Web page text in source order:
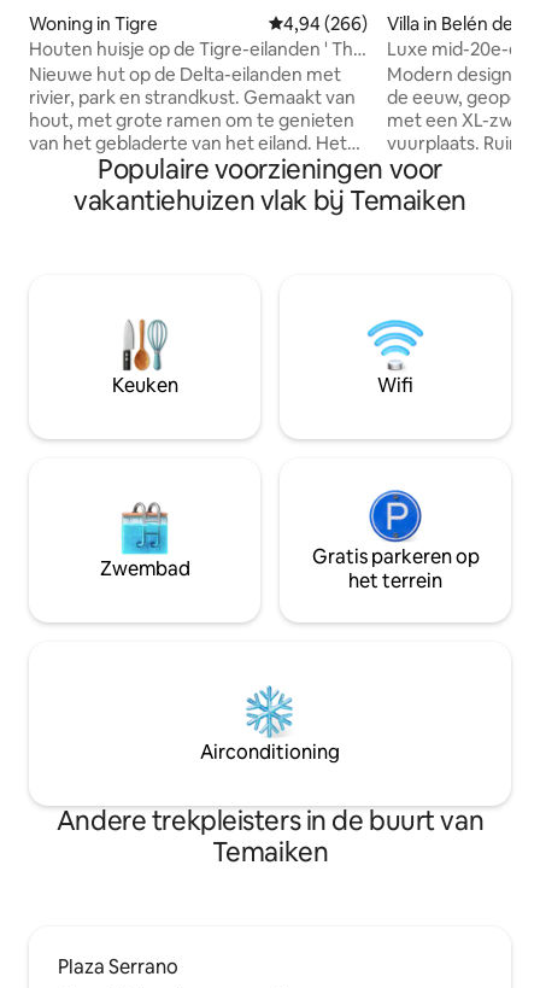
Woning in Tigre Gemiddelde beoordeling van
4,94 (266)
Houten huisje op de Tigre-eilanden ' The
Susanita'
Nieuwe hut op de Delta-eilanden met
rivier, park en strandkust. Gemaakt van
hout, met grote ramen om te genieten
van het gebladerte van het eiland. Het
wordt bereikt door Interisleña
collectieve boot van Tigre in 60 minuten
of taxi-boot (30 minuten) naar de pier
geïntegreerde keuken. Het heeft een
overdekt terras met terrasvloer en
tuinmeubilair. Uitgerust voor twee
personen. Wifi, 2 luchts splitste koude-
Villa in Belén de
Luxe mid-20e-
met jacuzzi en
Modern
de eeuw,
met een XL-
vuurplaats. Ruim,
natuur. Dubbele
het water,
ontspannen op
Buenos Aires.
golfbaan,
::Let op:
Populaire voorzieningen voor
vakantiehuizen vlak bij Temaiken
Keuken Wifi
Zwembad
Gratis parkeren op
het terrein
Airconditioning
Andere trekpleisters in de buurt van
Temaiken
Plaza Serrano